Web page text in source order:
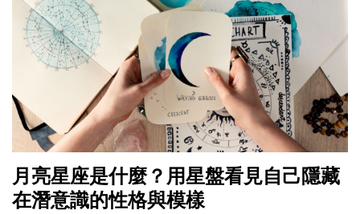
月亮星座是什麼？用星盤看見自己隱藏
在潛意識的性格與模樣